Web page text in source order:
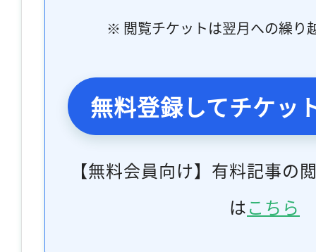
※ 閲覧チケットは翌月への繰り
無料登録してチケッ
【無料会員向け】有料記事の
はこちら